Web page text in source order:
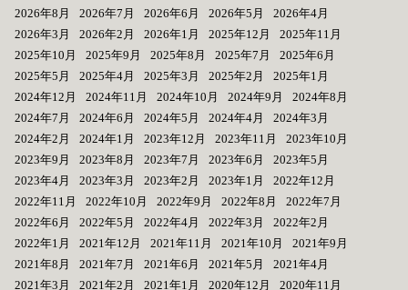
2026年8月
2026年7月 2026年6月 2026年5月
2026年4月
2026年3月
2026年2月 2026年1月 2025年12月
2025年11月
2025年10月
2025年9月 2025年8月 2025年7月
2025年6月
2025年5月
2025年4月 2025年3月 2025年2月
2025年1月
2024年12月
2024年11月 2024年10月 2024年9月
2024年8月
2024年7月
2024年6月 2024年5月 2024年4月
2024年3月
2024年2月
2024年1月 2023年12月 2023年11月
2023年10月
2023年9月
2023年8月 2023年7月 2023年6月
2023年5月
2023年4月
2023年3月 2023年2月 2023年1月
2022年12月
2022年11月
2022年10月 2022年9月 2022年8月
2022年7月
2022年6月
2022年5月 2022年4月 2022年3月
2022年2月
2022年1月
2021年12月 2021年11月 2021年10月
2021年9月
2021年8月
2021年7月 2021年6月 2021年5月
2021年4月
2021年3月
2021年2月 2021年1月 2020年12月 2020年11月